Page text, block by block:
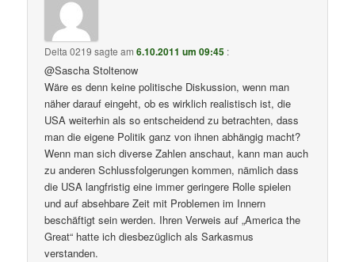
Delta 0219 sagte am6.10.2011 um 09:45 :
@Sascha Stoltenow
Wäre es denn keine politische Diskussion, wenn man
näher darauf eingeht, ob es wirklich realistisch ist, die
USA weiterhin als so entscheidend zu betrachten, dass
man die eigene Politik ganz von ihnen abhängig macht?
Wenn man sich diverse Zahlen anschaut, kann man auch
zu anderen Schlussfolgerungen kommen, nämlich dass
die USA langfristig eine immer geringere Rolle spielen
und auf absehbare Zeit mit Problemen im Innern
beschäftigt sein werden. Ihren Verweis auf „America the
Great“ hatte ich diesbezüglich als Sarkasmus
verstanden.